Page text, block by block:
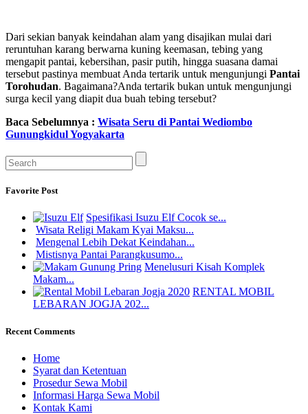
Dari sekian banyak keindahan alam yang disajikan mulai dari
reruntuhan karang berwarna kuning keemasan, tebing yang
mengapit pantai, kebersihan, pasir putih, hingga suasana damai
tersebut pastinya membuat Anda tertarik untuk mengunjungi Pantai
Torohudan. Bagaimana?Anda tertarik bukan untuk mengunjungi
surga kecil yang diapit dua buah tebing tersebut?
Baca Sebelumnya : Wisata Seru di Pantai Wediombo
Gunungkidul Yogyakarta
Favorite Post
Spesifikasi Isuzu Elf Cocok se...
Wisata Religi Makam Kyai Maksu...
Mengenal Lebih Dekat Keindahan...
Mistisnya Pantai Parangkusumo...
Menelusuri Kisah Komplek
Makam...
RENTAL MOBIL
LEBARAN JOGJA 202...
Recent Comments
Home
Syarat dan Ketentuan
Prosedur Sewa Mobil
Informasi Harga Sewa Mobil
Kontak Kami